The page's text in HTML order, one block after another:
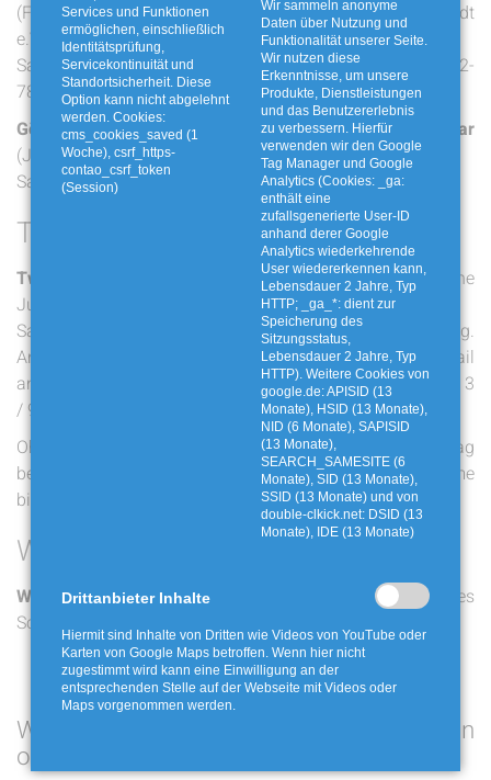
(Förderverein Kinder u. Jugendfeuerwehr Gessel-Ristedt
e.V).
Sammlung ab 9 Uhr. Bei Rückfragen: Robin Klatte, 04242-
784431.
Gödestorf, Osterholz und Schnepke, 7. Januar
(Jugendfeuerwehr Gödestorf, Osterholz, Schnepke).
Sammlung ab 9 Uhr.
Twistringen
Twistringen und Umgebung, 14. Januar(Katholische
Jugend Twistringen).
Sammlung ab 8 Uhr, nur nach vorheriger Anmeldung.
Anmeldung bis 11. Januar
über diesen Linkoder per E-Mail
an
oder telefonisch unter 04 24 3
/ 93 30 0.
Ohne Voranmeldung ist eine Anlieferung am Sammeltag
beim Container am Twistringer Festplatz möglich. Bäume
bitte neben den Container legen.
Wagenfeld
Wagenfeld, OT Haßlingen, 7. Januar
(Jungschützen des
Schützenvereins Wagenfeld-Haßlingen).
Wo können Tannenbäume in Gebieten
ohne Sammlung abgegeben werden?
Services und Funktionen
ermöglichen, einschließlich
Identitätsprüfung,
Servicekontinuität und
Standortsicherheit. Diese
Option kann nicht abgelehnt
werden. Cookies:
cms_cookies_saved (1
Woche), csrf_https-
contao_csrf_token
(Session)
Wir sammeln anonyme
Daten über Nutzung und
Funktionalität unserer Seite.
Wir nutzen diese
Erkenntnisse, um unsere
Produkte, Dienstleistungen
und das Benutzererlebnis
zu verbessern. Hierfür
verwenden wir den Google
Tag Manager und Google
Analytics (Cookies: _ga:
enthält eine
zufallsgenerierte User-ID
anhand derer Google
Analytics wiederkehrende
User wiedererkennen kann,
Lebensdauer 2 Jahre, Typ
HTTP; _ga_*: dient zur
Speicherung des
Sitzungsstatus,
Lebensdauer 2 Jahre, Typ
HTTP). Weitere Cookies von
google.de: APISID (13
Monate), HSID (13 Monate),
NID (6 Monate), SAPISID
(13 Monate),
SEARCH_SAMESITE (6
Monate), SID (13 Monate),
SSID (13 Monate) und von
double-clkick.net: DSID (13
Monate), IDE (13 Monate)
Drittanbieter Inhalte
Hiermit sind Inhalte von Dritten wie Videos von YouTube oder
Karten von Google Maps betroffen. Wenn hier nicht
zugestimmt wird kann eine Einwilligung an der
entsprechenden Stelle auf der Webseite mit Videos oder
Maps vorgenommen werden.